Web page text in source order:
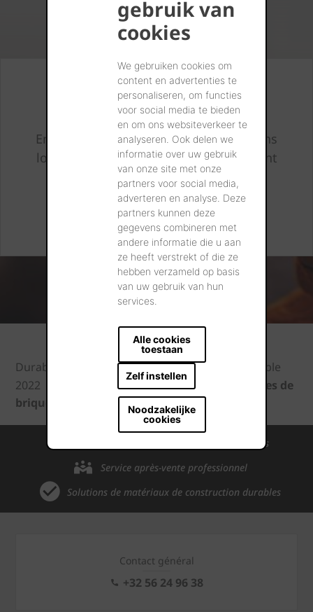
gebruik van
cookies
We gebruiken cookies om
content en advertenties te
personaliseren, om functies
voor social media te bieden
en om ons websiteverkeer te
analyseren. Ook delen we
informatie over uw gebruik
van onze site met onze
partners voor social media,
adverteren en analyse. Deze
partners kunnen deze
gegevens combineren met
andere informatie die u aan
ze heeft verstrekt of die ze
hebben verzameld op basis
van uw gebruik van hun
services.
Alle cookies
toestaan
Zelf instellen
Noodzakelijke
cookies
Toujours au courant
Enregistrez-vous et nous vous avertirons
lorsque de nouvelles mises à jour seront
prêtes.
JE M'INSCRIS
Durabilité
Rapport de développement durable
2022
Wienerberger réinvente les plaquettes de
brique
Connaissance et expérience internationales
Service après-vente professionnel
Solutions de matériaux de construction durables
Contact général
+32 56 24 96 38